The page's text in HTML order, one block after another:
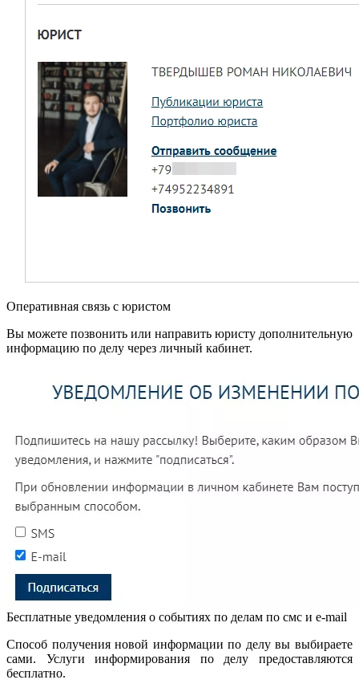
Оперативная связь с юристом
Вы можете позвонить или направить юристу дополнительную
информацию по делу через личный кабинет.
Бесплатные уведомления о событиях по делам по смс и e-mail
Способ получения новой информации по делу вы выбираете
сами. Услуги информирования по делу предоставляются
бесплатно.